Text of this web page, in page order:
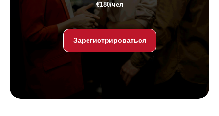
€180/чел
Зарегистрироваться